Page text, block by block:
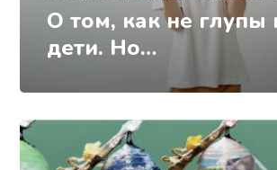
О том, как не глупы
дети. Но…